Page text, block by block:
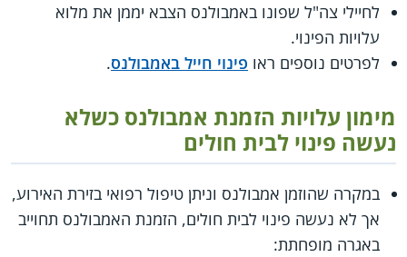
לחיילי צה"ל שפונו באמבולנס הצבא יממן את מלוא
עלויות הפינוי.
לפרטים נוספים ראו פינוי חייל באמבולנס.
מימון עלויות הזמנת אמבולנס כשלא
נעשה פינוי לבית חולים
במקרה שהוזמן אמבולנס וניתן טיפול רפואי בזירת האירוע,
אך לא נעשה פינוי לבית חולים, הזמנת האמבולנס תחוייב
באגרה מופחתת: